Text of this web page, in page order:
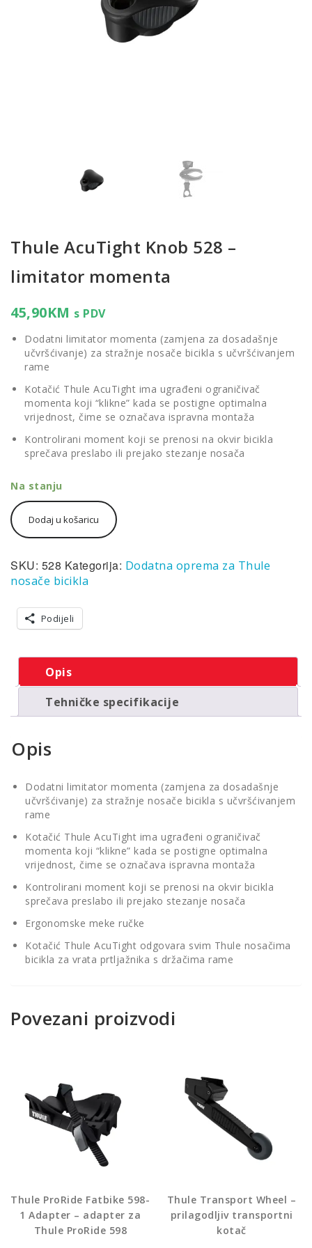
Thule AcuTight Knob 528 –
limitator momenta
45,90KM s PDV
Dodatni limitator momenta (zamjena za dosadašnje
učvršćivanje) za stražnje nosače bicikla s učvršćivanjem
rame
Kotačić Thule AcuTight ima ugrađeni ograničivač
momenta koji “klikne” kada se postigne optimalna
vrijednost, čime se označava ispravna montaža
Kontrolirani moment koji se prenosi na okvir bicikla
sprečava preslabo ili prejako stezanje nosača
Na stanju
Thule
AcuTight
Knob
-
limitator
količina
Dodaj u košaricu
SKU: 528 Kategorija: Dodatna oprema za Thule
nosače bicikla
Podijeli
Opis
Tehničke specifikacije
Opis
Dodatni limitator momenta (zamjena za dosadašnje
učvršćivanje) za stražnje nosače bicikla s učvršćivanjem
rame
Kotačić Thule AcuTight ima ugrađeni ograničivač
momenta koji “klikne” kada se postigne optimalna
vrijednost, čime se označava ispravna montaža
Kontrolirani moment koji se prenosi na okvir bicikla
sprečava preslabo ili prejako stezanje nosača
Ergonomske meke ručke
Kotačić Thule AcuTight odgovara svim Thule nosačima
bicikla za vrata prtljažnika s držačima rame
Povezani proizvodi
Thule ProRide Fatbike 598-
1 Adapter – adapter za
Thule ProRide 598
Thule Transport Wheel –
prilagodljiv transportni
kotač